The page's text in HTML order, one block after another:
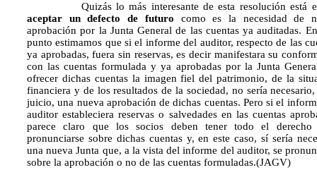
Quizás lo más interesante de esta resolución está
aceptar un defecto de futuro como es la necesidad de
aprobación por la Junta General de las cuentas ya auditadas.
punto estimamos que si el informe del auditor, respecto de las
ya aprobadas, fuera sin reservas, es decir manifestara su
con las cuentas formulada y ya aprobadas por la Junta
ofrecer dichas cuentas la imagen fiel del patrimonio, de la
financiera y de los resultados de la sociedad, no sería
juicio, una nueva aprobación de dichas cuentas. Pero si el
auditor estableciera reservas o salvedades en las cuentas
parece claro que los socios deben tener todo el derecho
pronunciarse sobre dichas cuentas y, en este caso, sí sería
una nueva Junta que, a la vista del informe del auditor, se
sobre la aprobación o no de las cuentas formuladas.(JAGV)